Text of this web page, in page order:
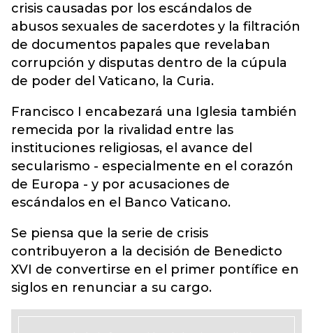
crisis causadas por los escándalos de
abusos sexuales de sacerdotes y la filtración
de documentos papales que revelaban
corrupción y disputas dentro de la cúpula
de poder del Vaticano, la Curia.
Francisco I encabezará una Iglesia también
remecida por la rivalidad entre las
instituciones religiosas, el avance del
secularismo - especialmente en el corazón
de Europa - y por acusaciones de
escándalos en el Banco Vaticano.
Se piensa que la serie de crisis
contribuyeron a la decisión de Benedicto
XVI de convertirse en el primer pontífice en
siglos en renunciar a su cargo.